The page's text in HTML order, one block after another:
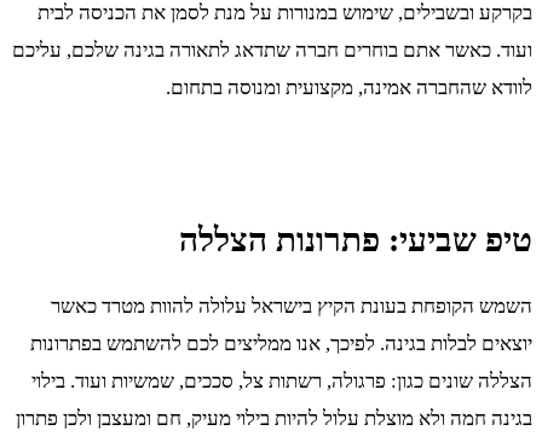
בקרקע ובשבילים, שימוש במנורות על מנת לסמן את הכניסה לבית
ועוד. כאשר אתם בוחרים חברה שתדאג לתאורה בגינה שלכם, עליכם
לוודא שהחברה אמינה, מקצועית ומנוסה בתחום.
טיפ שביעי: פתרונות הצללה
השמש הקופחת בעונת הקיץ בישראל עלולה להוות מטרד כאשר
יוצאים לבלות בגינה. לפיכך, אנו ממליצים לכם להשתמש בפתרונות
הצללה שונים כגון: פרגולה, רשתות צל, סככים, שמשיות ועוד. בילוי
בגינה חמה ולא מוצלת עלול להיות בילוי מעיק, חם ומעצבן ולכן פתרון